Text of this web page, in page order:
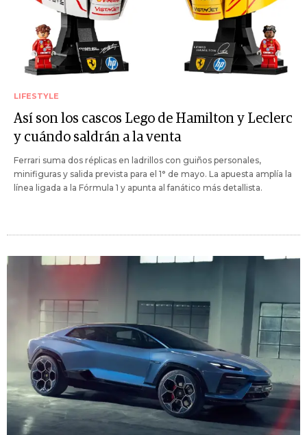
LIFESTYLE
Así son los cascos Lego de Hamilton y Leclerc
y cuándo saldrán a la venta
Ferrari suma dos réplicas en ladrillos con guiños personales,
minifiguras y salida prevista para el 1° de mayo. La apuesta amplía la
línea ligada a la Fórmula 1 y apunta al fanático más detallista.